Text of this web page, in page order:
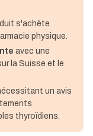
s'achète
physique.
avec une
la Suisse et le
un avis
thyroïdiens.